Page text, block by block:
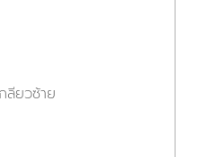
ลียวซ้าย